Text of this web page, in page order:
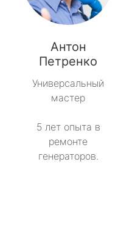
Антон
Петренко
Универсальный
мастер
5 лет опыта в
ремонте
генераторов.